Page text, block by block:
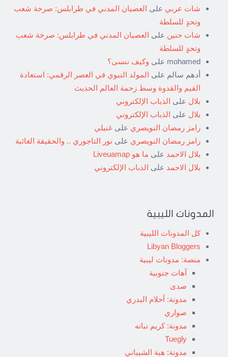
شات عربي على العصيان المدني في طرابلس: صرخة شعب
وتحدٍ للسلطة
شات حنين على العصيان المدني في طرابلس: صرخة شعب
وتحدٍ للسلطة
mohamed على وكيف ننسى؟
أدهم سالم على المولد النبوي في العصر الرقمي: استعادة
القيم والقدوة وسط زحمة العالم الحديث
بلال على الذباب الإلكتروني
بلال على الذباب الإلكتروني
رامز رمضان النويصري على غنيلي
رامز رمضان النويصري على نور التاجوري .. والحقيقة الغائبة
بلال الاحمد على ما هو Liveuamap
بلال الاحمد على الذباب الإلكتروني
المدونات الليبية
كل المدونات الليبية
Libyan Bloggers
منصة: مدونات ليبية
آهات جنوبية
صدى
مدونة: أحلام البدري
صواري
مدونة: كريم نباته
Tuegly
مدونة: هبة الشيباني